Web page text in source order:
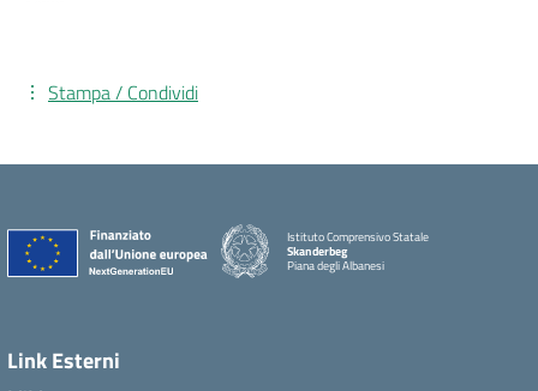
Stampa / Condividi
Istituto Comprensivo Statale
Skanderbeg
Piana degli Albanesi
Link Esterni